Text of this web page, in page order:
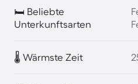
🛏️ Beliebte
Unterkunftsarten
🌡️ Wärmste Zeit